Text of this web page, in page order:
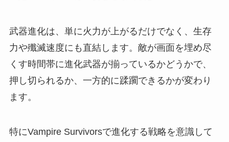
武器進化は、単に火力が上がるだけでなく、生存
力や殲滅速度にも直結します。敵が画面を埋め尽
くす時間帯に進化武器が揃っているかどうかで、
押し切られるか、一方的に蹂躙できるかが変わり
ます。
特にVampire Survivorsで進化する戦略を意識して